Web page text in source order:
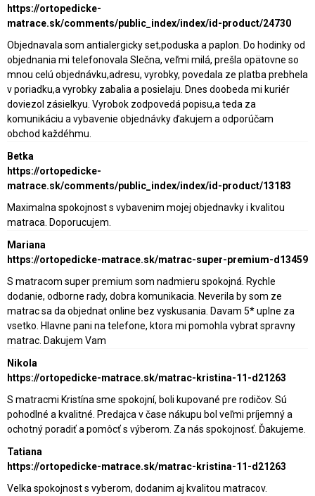
https://ortopedicke-
matrace.sk/comments/public_index/index/id-product/24730
Objednavala som antialergicky set,poduska a paplon. Do hodinky od
objednania mi telefonovala Slečna, veľmi milá, prešla opätovne so
mnou celú objednávku,adresu, vyrobky, povedala ze platba prebhela
v poriadku,a vyrobky zabalia a posielaju. Dnes doobeda mi kuriér
doviezol zásielkyu. Vyrobok zodpovedá popisu,a teda za
komunikáciu a vybavenie objednávky ďakujem a odporúčam
obchod každéhmu.
Betka
https://ortopedicke-
matrace.sk/comments/public_index/index/id-product/13183
Maximalna spokojnost s vybavenim mojej objednavky i kvalitou
matraca. Doporucujem.
Mariana
https://ortopedicke-matrace.sk/matrac-super-premium-d13459
S matracom super premium som nadmieru spokojná. Rychle
dodanie, odborne rady, dobra komunikacia. Neverila by som ze
matrac sa da objednat online bez vyskusania. Davam 5* uplne za
vsetko. Hlavne pani na telefone, ktora mi pomohla vybrat spravny
matrac. Dakujem Vam
Nikola
https://ortopedicke-matrace.sk/matrac-kristina-11-d21263
S matracmi Kristína sme spokojní, boli kupované pre rodičov. Sú
pohodlné a kvalitné. Predajca v čase nákupu bol veľmi príjemný a
ochotný poradiť a pomôcť s výberom. Za nás spokojnosť. Ďakujeme.
Tatiana
https://ortopedicke-matrace.sk/matrac-kristina-11-d21263
Velka spokojnost s vyberom, dodanim aj kvalitou matracov.